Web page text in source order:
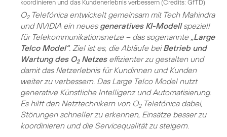
koordinieren und das Kundenerlebnis verbessern (Credits: GfTD)
O2Telefónica entwickelt gemeinsam mit Tech Mahindra
und NVIDIA ein neues generatives KI-Modellspeziell
für Telekommunikationsnetze – das sogenannte „Large
Telco Model“. Ziel ist es, die Abläufe beiBetrieb und
Wartung des O2Netzeseffizienter zu gestalten und
damit das Netzerlebnis für Kundinnen und Kunden
weiter zu verbessern. Das Large Telco Model nutzt
generative Künstliche Intelligenz und Automatisierung.
Es hilft den Netztechnikern von O2Telefónica dabei,
Störungen schneller zu erkennen, Einsätze besser zu
koordinieren und die Servicequalität zu steigern.